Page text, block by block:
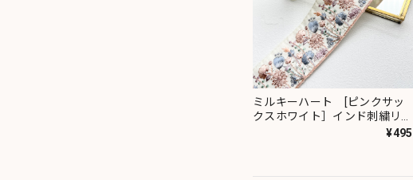
ミルキーハート [ピンクサッ
クスホワイト］インド刺繍リボ
¥495